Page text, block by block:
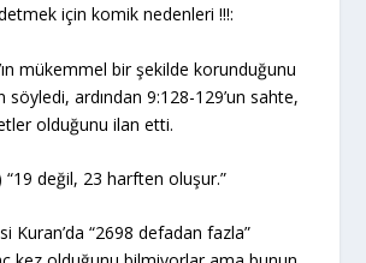
için komik nedenleri !!!:
mükemmel bir şekilde korunduğunu
söyledi, ardından 9:128-129’un sahte,
olduğunu ilan etti.
“19 değil, 23 harften oluşur.”
Kuran’da “2698 defadan fazla”